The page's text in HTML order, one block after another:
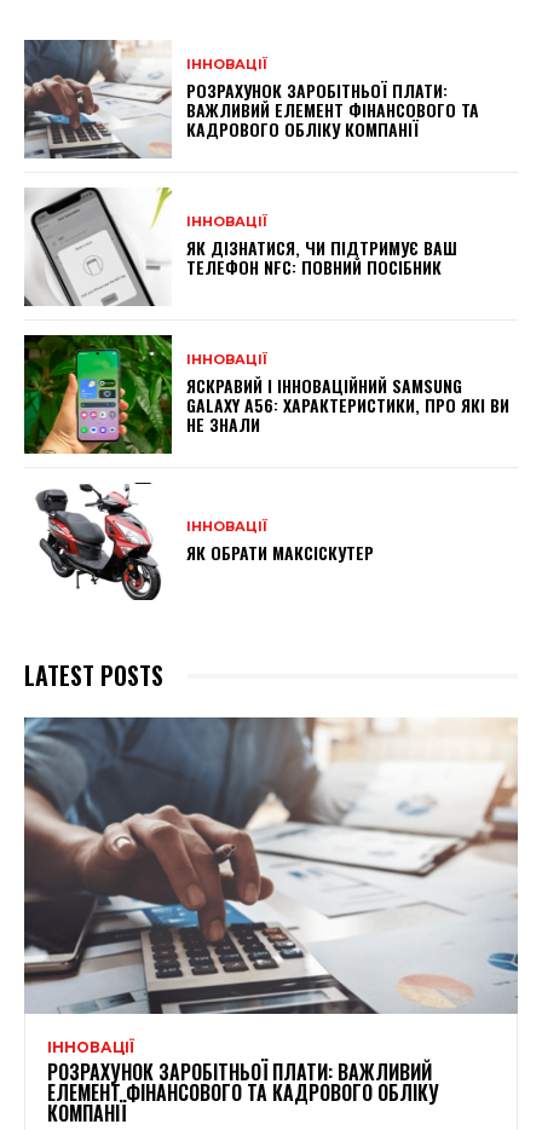
ІННОВАЦІЇ
РОЗРАХУНОК ЗАРОБІТНЬОЇ ПЛАТИ:
ВАЖЛИВИЙ ЕЛЕМЕНТ ФІНАНСОВОГО ТА
КАДРОВОГО ОБЛІКУ КОМПАНІЇ
ІННОВАЦІЇ
ЯК ДІЗНАТИСЯ, ЧИ ПІДТРИМУЄ ВАШ
ТЕЛЕФОН NFC: ПОВНИЙ ПОСІБНИК
ІННОВАЦІЇ
ЯСКРАВИЙ І ІННОВАЦІЙНИЙ SAMSUNG
GALAXY A56: ХАРАКТЕРИСТИКИ, ПРО ЯКІ ВИ
НЕ ЗНАЛИ
ІННОВАЦІЇ
ЯК ОБРАТИ МАКСІСКУТЕР
LATEST POSTS
ІННОВАЦІЇ
РОЗРАХУНОК ЗАРОБІТНЬОЇ ПЛАТИ: ВАЖЛИВИЙ
ЕЛЕМЕНТ ФІНАНСОВОГО ТА КАДРОВОГО ОБЛІКУ
КОМПАНІЇ